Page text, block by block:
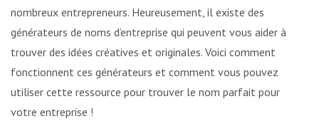
nombreux entrepreneurs. Heureusement, il existe des
générateurs de noms d’entreprise qui peuvent vous aider à
trouver des idées créatives et originales. Voici comment
fonctionnent ces générateurs et comment vous pouvez
utiliser cette ressource pour trouver le nom parfait pour
votre entreprise !